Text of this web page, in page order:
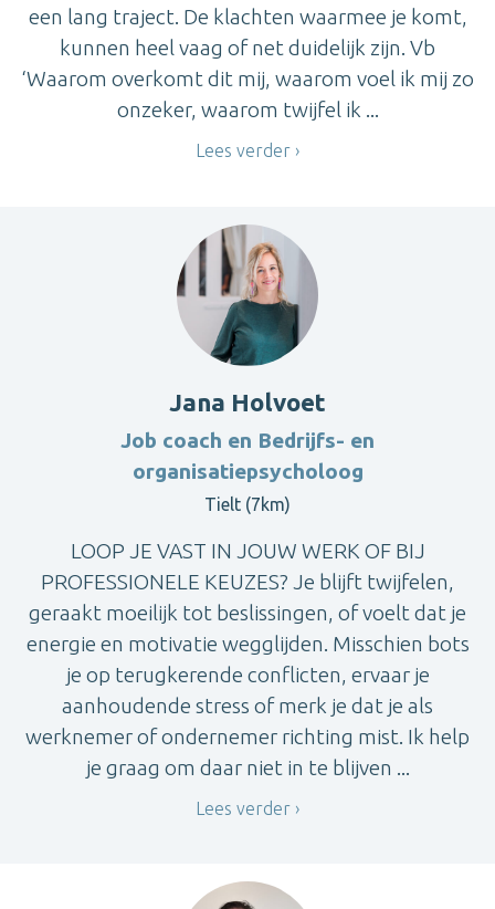
een lang traject. De klachten waarmee je komt,
kunnen heel vaag of net duidelijk zijn. Vb
‘Waarom overkomt dit mij, waarom voel ik mij zo
onzeker, waarom twijfel ik ...
Lees verder
Jana Holvoet
Job coach en Bedrijfs- en
organisatiepsycholoog
Tielt (7km)
LOOP JE VAST IN JOUW WERK OF BIJ
PROFESSIONELE KEUZES? Je blijft twijfelen,
geraakt moeilijk tot beslissingen, of voelt dat je
energie en motivatie wegglijden. Misschien bots
je op terugkerende conflicten, ervaar je
aanhoudende stress of merk je dat je als
werknemer of ondernemer richting mist. Ik help
je graag om daar niet in te blijven ...
Lees verder